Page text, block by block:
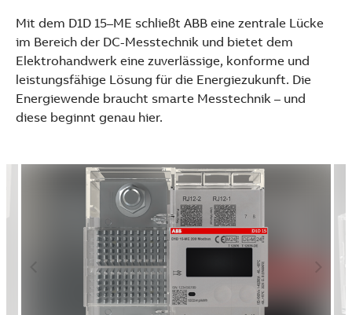
Mit dem D1D 15–ME schließt ABB eine zentrale Lücke
im Bereich der DC-Messtechnik und bietet dem
Elektrohandwerk eine zuverlässige, konforme und
leistungsfähige Lösung für die Energiezukunft. Die
Energiewende braucht smarte Messtechnik – und
diese beginnt genau hier.